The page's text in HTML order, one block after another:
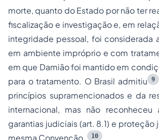
morte, quanto do Estado por não ter
fiscalização e investigação e, em
integridade pessoal, foi considerada
em ambiente impróprio e com
em que Damião foi mantido em
para o tratamento. O Brasil admitiu
9
princípios supramencionados e da
internacional, mas não reconheceu
garantias judiciais (art. 8.1) e proteção
10